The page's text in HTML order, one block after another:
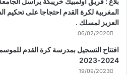
المغربية لكرة القدم احتجاجا على تحكيم
العزيز لمسلك .
06/02/2020
افتتاح التسجيل بمدرسة كرة القدم
2024-2023
19/09/2023